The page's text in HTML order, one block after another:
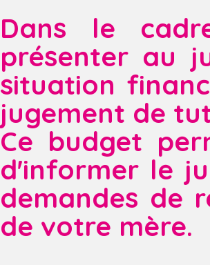
Dans le
présenter au
situation
jugement de
Ce budget
d'informer le
demandes de
de votre mère.